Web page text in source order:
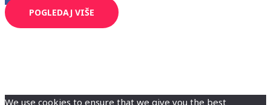
POGLEDAJ VIŠE
We use cookies to ensure that we give you the best